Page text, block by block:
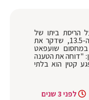
הריסת ביתו של
המחבל מוחמד זלבאני בן ה-13.5, שדקר את
שועפאט
"דוחה את הטענה
קטין הוא בלתי
לפני 3 שנים